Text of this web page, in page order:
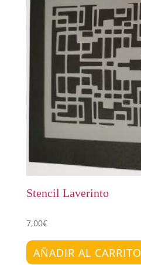
Stencil Laverinto
7,00€
AÑADIR AL CARRITO